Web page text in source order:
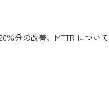
％分の改善，MTTR につい